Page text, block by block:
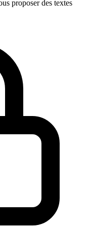
proposer des textes